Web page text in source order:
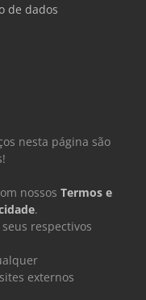
de dados
nesta página são
nossos Termos e
.
respectivos
externos